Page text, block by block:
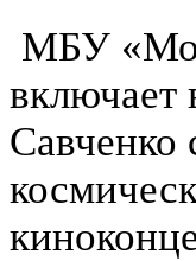
МБУ
включает
Савченко